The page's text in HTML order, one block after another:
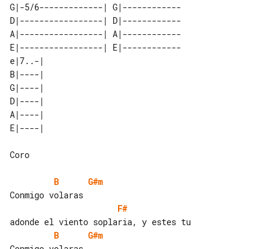
G|-5/6-------------| G|------------
D|-----------------| D|------------
A|-----------------| A|------------
E|-----------------| E|------------
e|7..-|
B|----|
G|----|
D|----|
A|----|
Coro
B
G#m
F#
B
G#m